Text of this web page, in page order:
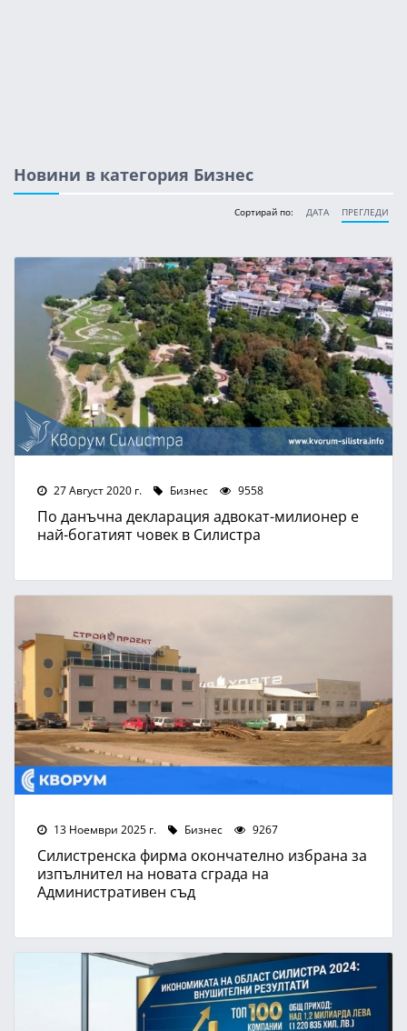
Новини в категория Бизнес
Сортирай по: ДАТА ПРЕГЛЕДИ
27 Август 2020 г. Бизнес 9558
По данъчна декларация адвокат-милионер е
най-богатият човек в Силистра
13 Ноември 2025 г. Бизнес 9267
Силистренска фирма окончателно избрана за
изпълнител на новата сграда на
Административен съд